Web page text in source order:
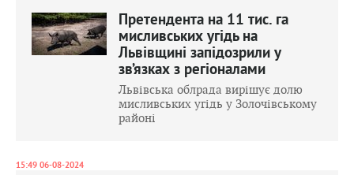
Претендента на 11 тис. га
мисливських угідь на
Львівщині запідозрили у
зв’язках з регіоналами
Львівська облрада вирішує долю
мисливських угідь у Золочівському
районі
15:49 06-08-2024